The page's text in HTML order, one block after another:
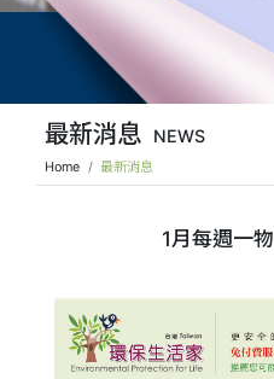
最新消息 NEWS
Home 最新消息
1月每週一物